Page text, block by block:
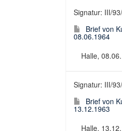
Signatur: III/
Brief von
08.06.1964
Halle,
Signatur: III/
Brief von
13.12.1963
Halle,